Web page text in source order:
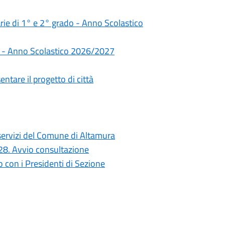
di 1° e 2° grado - Anno Scolastico
Anno Scolastico 2026/2027
il progetto di città
del Comune di Altamura
Avvio consultazione
i Presidenti di Sezione